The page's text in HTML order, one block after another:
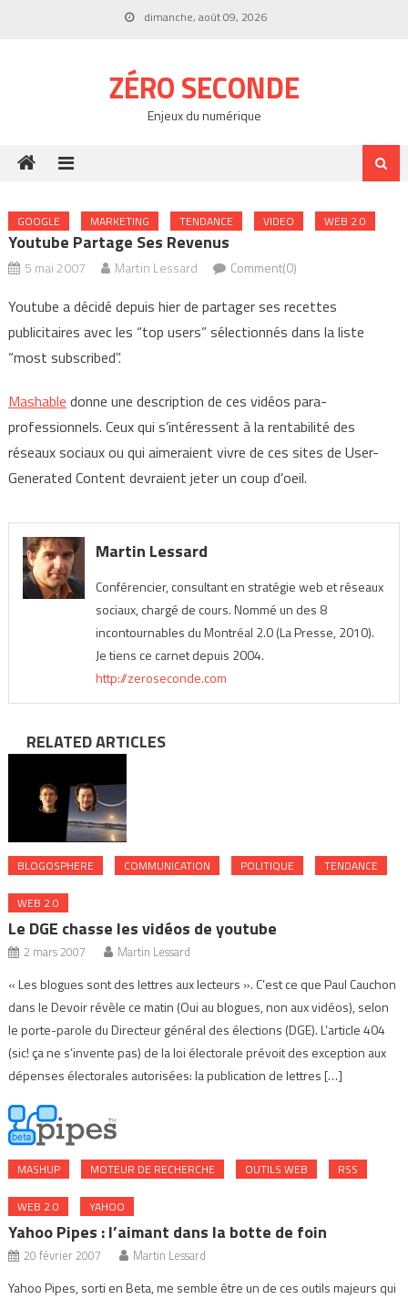
dimanche, août 09, 2026
ZÉRO SECONDE
Enjeux du numérique
GOOGLE MARKETING TENDANCE VIDEO WEB 2.0
Youtube Partage Ses Revenus
5 mai 2007 Martin Lessard Comment(0)
Youtube a décidé depuis hier de partager ses recettes
publicitaires avec les “top users” sélectionnés dans la liste
“most subscribed”.
Mashable donne une description de ces vidéos para-
professionnels. Ceux qui s’intéressent à la rentabilité des
réseaux sociaux ou qui aimeraient vivre de ces sites de User-
Generated Content devraient jeter un coup d’oeil.
Martin Lessard
Conférencier, consultant en stratégie web et réseaux
sociaux, chargé de cours. Nommé un des 8
incontournables du Montréal 2.0 (La Presse, 2010).
Je tiens ce carnet depuis 2004.
http://zeroseconde.com
RELATED ARTICLES
BLOGOSPHERE COMMUNICATION POLITIQUE TENDANCE
WEB 2.0
Le DGE chasse les vidéos de youtube
2 mars 2007 Martin Lessard
« Les blogues sont des lettres aux lecteurs ». C’est ce que Paul Cauchon
dans le Devoir révèle ce matin (Oui au blogues, non aux vidéos), selon
le porte-parole du Directeur général des élections (DGE). L’article 404
(sic! ça ne s’invente pas) de la loi électorale prévoit des exception aux
dépenses électorales autorisées: la publication de lettres […]
MASHUP MOTEUR DE RECHERCHE OUTILS WEB RSS
WEB 2.0 YAHOO
Yahoo Pipes : l’aimant dans la botte de foin
20 février 2007 Martin Lessard
Yahoo Pipes, sorti en Beta, me semble être un de ces outils majeurs qui